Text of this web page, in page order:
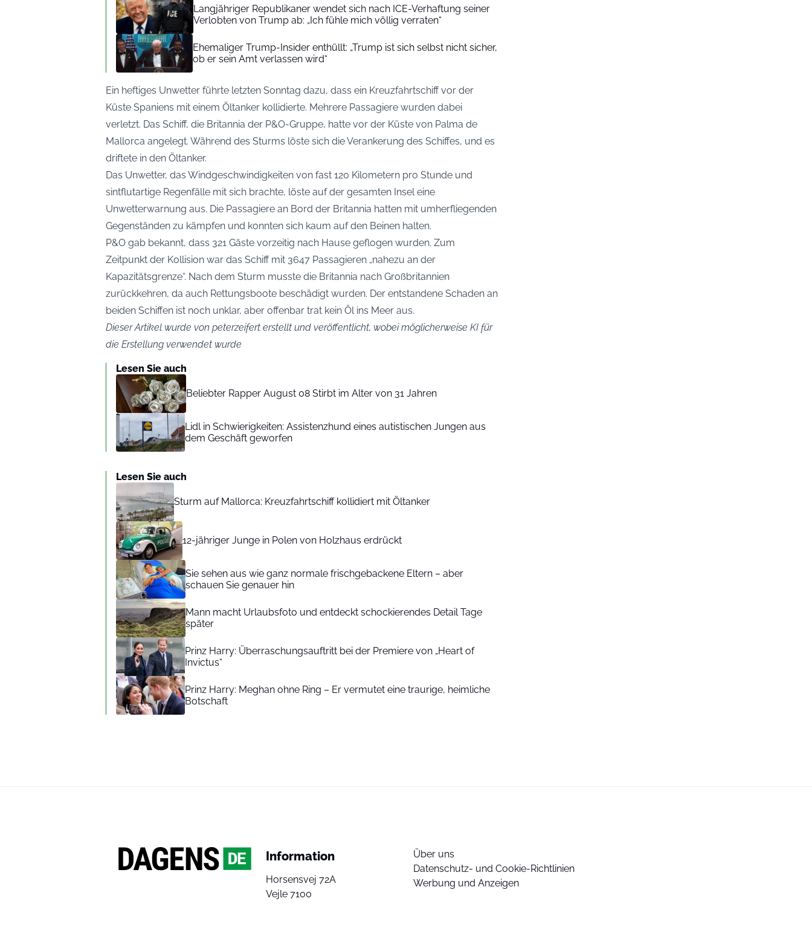
Langjähriger Republikaner wendet sich nach ICE-Verhaftung seiner
Verlobten von Trump ab: „Ich fühle mich völlig verraten“
Ehemaliger Trump-Insider enthüllt: „Trump ist sich selbst nicht sicher,
ob er sein Amt verlassen wird“
Ein heftiges Unwetter führte letzten Sonntag dazu, dass ein Kreuzfahrtschiff vor der
Küste Spaniens mit einem Öltanker kollidierte. Mehrere Passagiere wurden dabei
verletzt. Das Schiff, die Britannia der P&O-Gruppe, hatte vor der Küste von Palma de
Mallorca angelegt. Während des Sturms löste sich die Verankerung des Schiffes, und es
driftete in den Öltanker.
Das Unwetter, das Windgeschwindigkeiten von fast 120 Kilometern pro Stunde und
sintflutartige Regenfälle mit sich brachte, löste auf der gesamten Insel eine
Unwetterwarnung aus. Die Passagiere an Bord der Britannia hatten mit umherfliegenden
Gegenständen zu kämpfen und konnten sich kaum auf den Beinen halten.
P&O gab bekannt, dass 321 Gäste vorzeitig nach Hause geflogen wurden. Zum
Zeitpunkt der Kollision war das Schiff mit 3647 Passagieren „nahezu an der
Kapazitätsgrenze“. Nach dem Sturm musste die Britannia nach Großbritannien
zurückkehren, da auch Rettungsboote beschädigt wurden. Der entstandene Schaden an
beiden Schiffen ist noch unklar, aber offenbar trat kein Öl ins Meer aus.
Dieser Artikel wurde von peterzeifert erstellt und veröffentlicht, wobei möglicherweise KI für
die Erstellung verwendet wurde
Lesen Sie auch
Beliebter Rapper August 08 Stirbt im Alter von 31 Jahren
Lidl in Schwierigkeiten: Assistenzhund eines autistischen Jungen aus
dem Geschäft geworfen
Lesen Sie auch
Sturm auf Mallorca: Kreuzfahrtschiff kollidiert mit Öltanker
12-jähriger Junge in Polen von Holzhaus erdrückt
Sie sehen aus wie ganz normale frischgebackene Eltern – aber
schauen Sie genauer hin
Mann macht Urlaubsfoto und entdeckt schockierendes Detail Tage
später
Prinz Harry: Überraschungsauftritt bei der Premiere von „Heart of
Invictus“
Prinz Harry: Meghan ohne Ring – Er vermutet eine traurige, heimliche
Botschaft
Information
Horsensvej 72A
Vejle 7100
Über uns
Datenschutz- und Cookie-Richtlinien
Werbung und Anzeigen